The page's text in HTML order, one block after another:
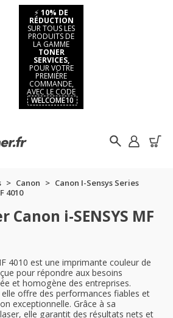
⚡ 10% DE
RÉDUCTION
SUR TOUS LES
PRODUITS DE
LA GAMME
TONER
SERVICES,
POUR VOTRE
PREMIÈRE
COMMANDE,
AVEC LE CODE
WELCOME10
Canon
Canon I-Sensys Series
4010
Canon i-SENSYS MF
4010 est une imprimante couleur de
pour répondre aux besoins
et homogène des entreprises.
elle offre des performances fiables et
exceptionnelle. Grâce à sa
elle garantit des résultats nets et